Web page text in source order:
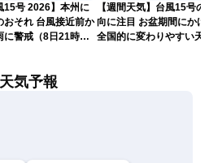
15号 2026】本州に
おそれ 台風接近前か
に警戒（8日21時更
【週間天気】台風15号の
向に注目 お盆期間にかけて
全国的に変わりやすい天
気予報